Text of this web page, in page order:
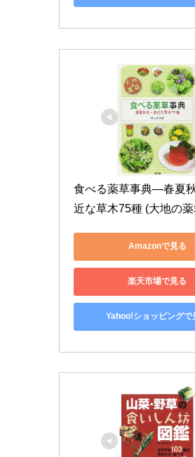
食べる薬草事典―春夏
近な草木75種 (大地の
Amazonで見る
楽天市場で見る
Yahoo!ショッピングで